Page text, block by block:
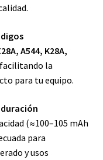
A544, K28A,
la
para tu equipo.
(≈100–105 mAh
para
y usos